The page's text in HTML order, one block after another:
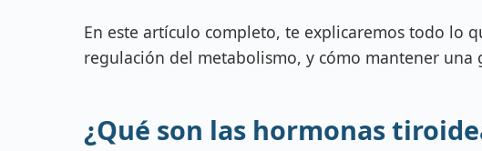
En este artículo completo, te explicaremos todo lo
regulación del metabolismo, y cómo mantener
¿Qué son las hormonas